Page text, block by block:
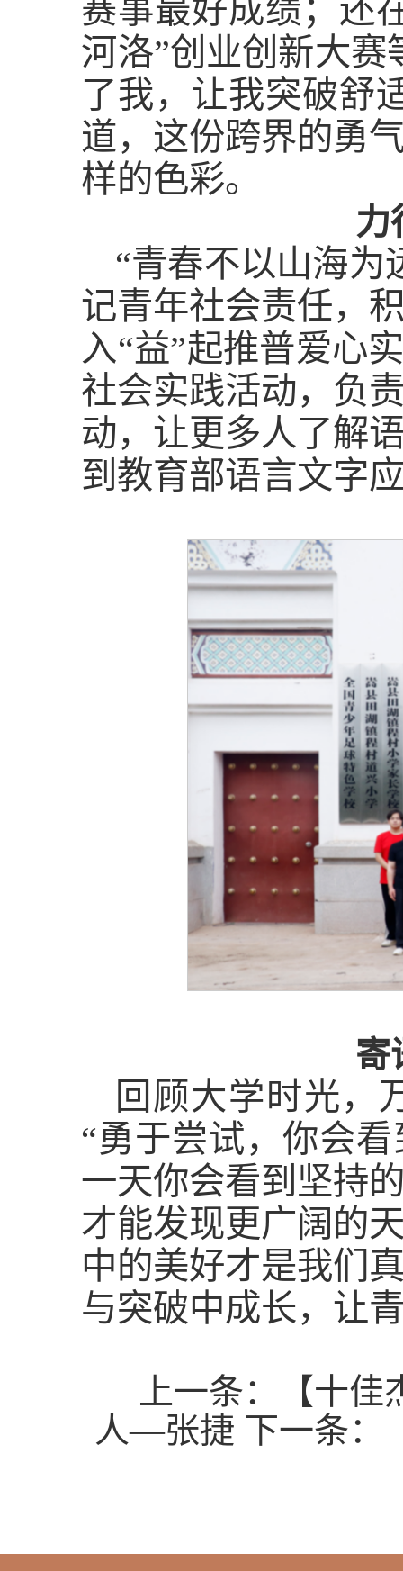
赛事最好成绩；还
河洛”创业创新大
了我，让我突破舒
道，这份跨界的勇
样的色彩。
力
“青春不以山海为
记青年社会责任，
入“益”起推普爱心
社会实践活动，负
动，让更多人了解
到教育部语言文字
寄
回顾大学时光，
“勇于尝试，你会
一天你会看到坚持
才能发现更广阔的
中的美好才是我们
与突破中成长，让
上一条：
【十
人—张捷 下一条：